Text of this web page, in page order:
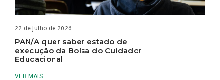
22 de julho de 2026
PAN/A quer saber estado de
execução da Bolsa do Cuidador
Educacional
VER MAIS